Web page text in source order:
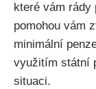
které vám rády
pomohou vám
minimální
využitím státní
situaci.